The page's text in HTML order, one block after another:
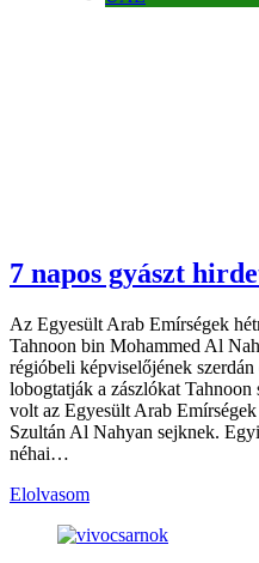
7 napos gyászt
Az Egyesült Arab Emírségek
Tahnoon bin Mohammed Al
régióbeli képviselőjének
lobogtatják a zászlókat
volt az Egyesült Arab
Szultán Al Nahyan sejknek.
néhai…
Elolvasom